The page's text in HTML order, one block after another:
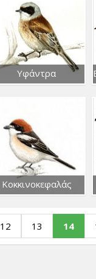
Υφάντρα
Κοκκινοκεφαλάς
12 13 14